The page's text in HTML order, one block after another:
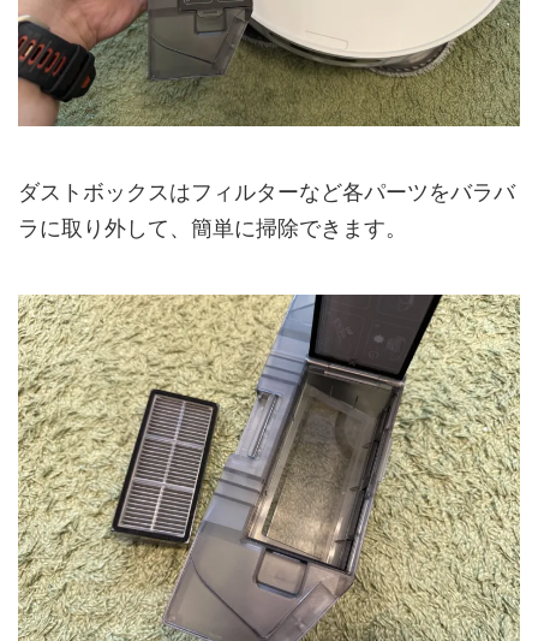
ダストボックスはフィルターなど各パーツをバラバ
ラに取り外して、簡単に掃除できます。